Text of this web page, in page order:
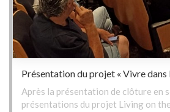
Présentation du projet « Vivre dans
Après la présentation de clôture en
présentations du projet Living on